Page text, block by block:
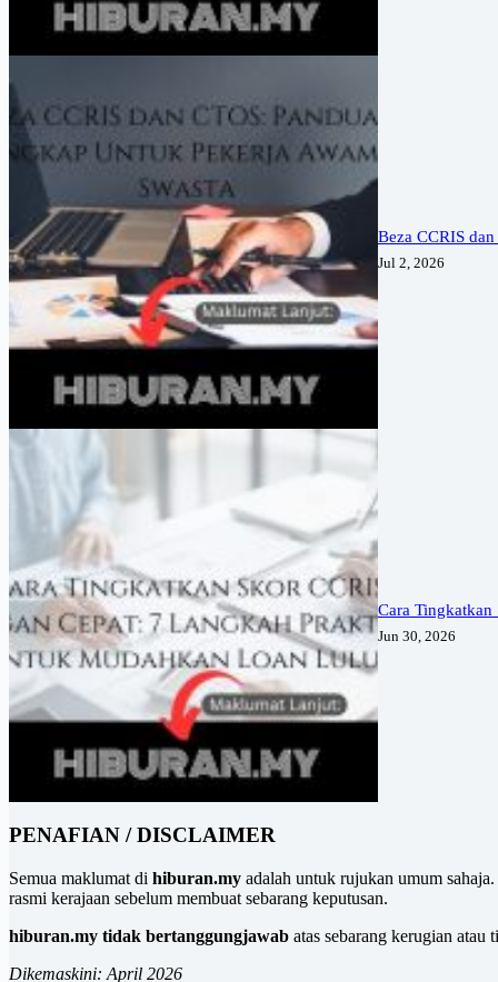
Beza CCRIS
Jul 2, 2026
Cara
Jun 30, 2026
PENAFIAN / DISCLAIMER
Semua maklumat di hiburan.my adalah untuk rujukan umum
rasmi kerajaan sebelum membuat sebarang keputusan.
hiburan.my tidak bertanggungjawab atas sebarang kerugian
Dikemaskini: April 2026